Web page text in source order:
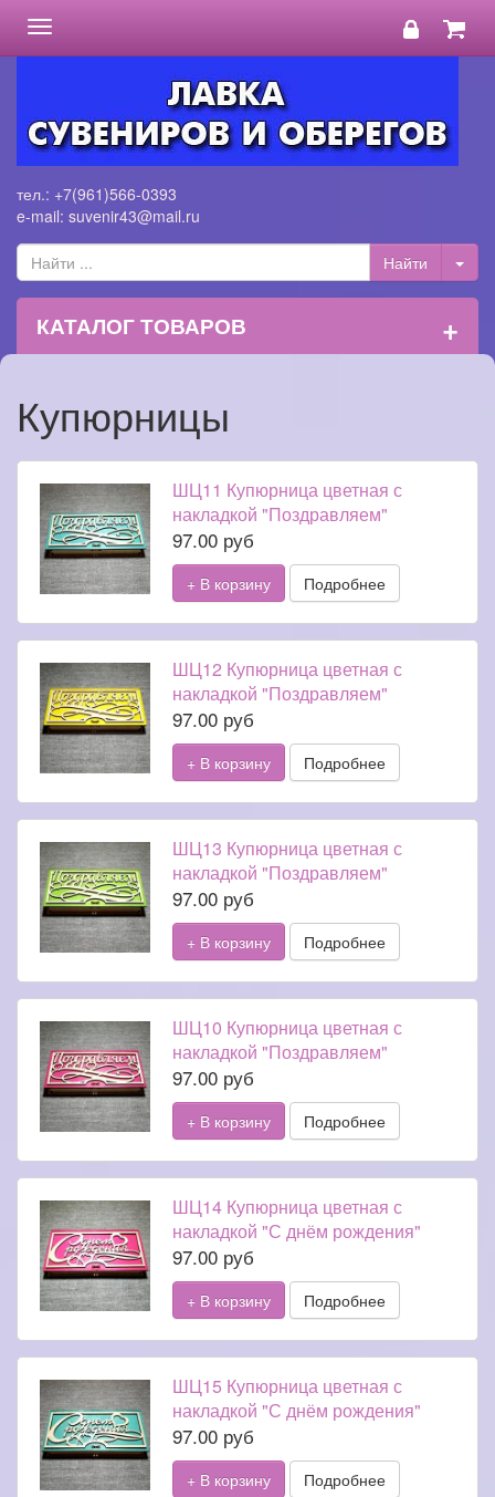
Toggle
navigation
тел.: +7(961)566-0393
e-mail: suvenir43@mail.ru
КАТАЛОГ ТОВАРОВ +
Купюрницы
ШЦ11 Купюрница цветная с
накладкой "Поздравляем"
97.00 руб
+ В корзину Подробнее
ШЦ12 Купюрница цветная с
накладкой "Поздравляем"
97.00 руб
+ В корзину Подробнее
ШЦ13 Купюрница цветная с
накладкой "Поздравляем"
97.00 руб
+ В корзину Подробнее
ШЦ10 Купюрница цветная с
накладкой "Поздравляем"
97.00 руб
+ В корзину Подробнее
ШЦ14 Купюрница цветная с
накладкой "С днём рождения"
97.00 руб
+ В корзину Подробнее
ШЦ15 Купюрница цветная с
накладкой "С днём рождения"
97.00 руб
+ В корзину Подробнее